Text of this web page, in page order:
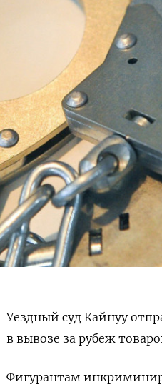
Уездный суд Кайнуу
в вывозе за рубеж
Фигурантам